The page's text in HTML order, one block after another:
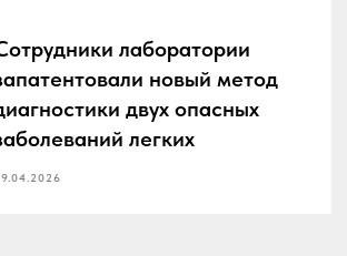
лаборатории
новый метод
двух опасных
легких